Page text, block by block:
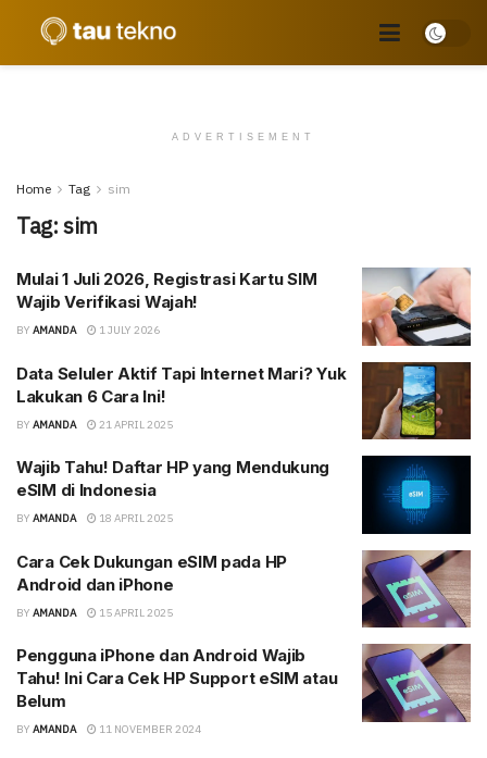
ADVERTISEMENT
Home Tag sim
Tag:sim
Mulai 1 Juli 2026, Registrasi Kartu SIM
Wajib Verifikasi Wajah!
BY AMANDA 1 JULY 2026
Data Seluler Aktif Tapi Internet Mari? Yuk
Lakukan 6 Cara Ini!
BY AMANDA 21 APRIL 2025
Wajib Tahu! Daftar HP yang Mendukung
eSIM di Indonesia
BY AMANDA 18 APRIL 2025
Cara Cek Dukungan eSIM pada HP
Android dan iPhone
BY AMANDA 15 APRIL 2025
Pengguna iPhone dan Android Wajib
Tahu! Ini Cara Cek HP Support eSIM atau
Belum
BY AMANDA 11 NOVEMBER 2024